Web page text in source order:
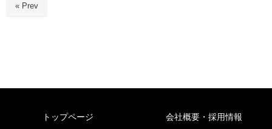
« Prev
トップページ 会社概要・採用情報